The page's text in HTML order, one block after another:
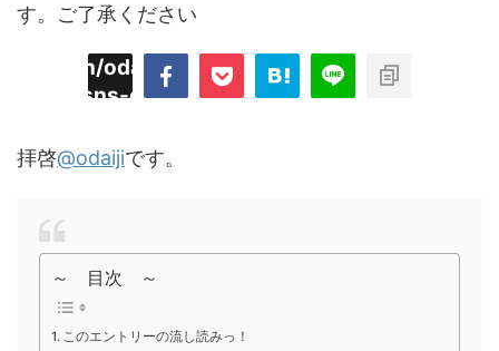
す。ご了承ください
odaiji.com/public_html/blog/wp-
sns-count-cache/sns-count-
拝啓@odaijiです。
～ 目次 ～
このエントリーの流し読みっ！